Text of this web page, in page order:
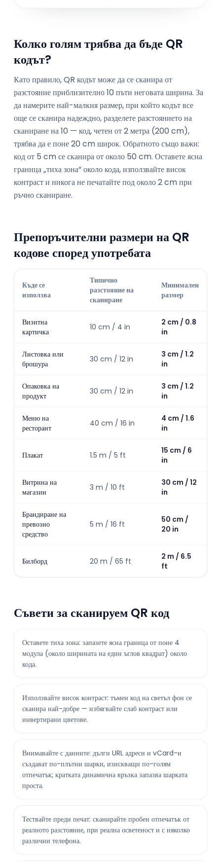
Колко голям трябва да бъде QR
кодът?
Като правило, QR кодът може да се сканира от
разстояние приблизително 10 пъти неговата ширина. За
да намерите най-малкия размер, при който кодът все
още се сканира надеждно, разделете разстоянието на
сканиране на 10 — код, четен от 2 метра (200 cm),
трябва да е поне 20 cm широк. Обратното също важи:
код от 5 cm се сканира от около 50 cm. Оставете ясна
граница „тиха зона“ около кода, използвайте висок
контраст и никога не печатайте под около 2 cm при
ръчно сканиране.
Препоръчителни размери на QR
кодове според употребата
Къде се
използва
Типично
разстояние на
сканиране
Минимален
размер
Визитна
картичка
10 cm / 4 in
2 cm / 0.8
in
Листовка или
брошура
30 cm / 12 in
3 cm / 1.2
in
Опаковка на
продукт
30 cm / 12 in
3 cm / 1.2
in
Меню на
ресторант
40 cm / 16 in
4 cm / 1.6
in
Плакат 1.5 m / 5 ft
15 cm / 6
in
Витрина на
магазин
3 m / 10 ft
30 cm / 12
in
Брандиране на
превозно
средство
5 m / 16 ft
50 cm /
20 in
Билборд 20 m / 65 ft
2 m / 6.5
ft
Съвети за сканируем QR код
Оставете тиха зона: запазете ясна граница от поне 4
модула (около ширината на един ъглов квадрат) около
кода.
Използвайте висок контраст: тъмен код на светъл фон се
сканира най-добре — избягвайте слаб контраст или
инвертирани цветове.
Внимавайте с данните: дълги URL адреси и vCard-и
създават по-плътни шарки, изискващи по-голям
отпечатък; кратката динамична връзка запазва шарката
проста.
Тествайте преди печат: сканирайте пробен отпечатък от
реалното разстояние, при реална осветеност и с няколко
различни телефона.